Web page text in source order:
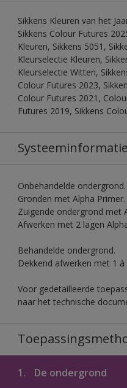
Sikkens Kleuren van het
Sikkens Colour Futures
Kleuren, Sikkens 5051,
Kleurselectie Kleuren,
Kleurselectie Witten,
Colour Futures 2023,
Colour Futures 2021,
Futures 2019, Sikkens
Systeeminformatie
Onbehandelde ondergrond.
Gronden met Alpha Primer.
Zuigende ondergrond met
Afwerken met 2 lagen
Behandelde ondergrond.
Dekkend afwerken met 1 à
Voor gedetailleerde
naar het technische
1. De ondergrond